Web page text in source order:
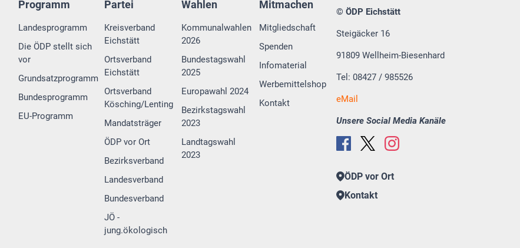
Programm
Landesprogramm
Die ÖDP stellt sich
vor
Grundsatzprogramm
Bundesprogramm
EU-Programm
Partei
Kreisverband
Eichstätt
Ortsverband
Eichstätt
Ortsverband
Kösching/Lenting
Mandatsträger
ÖDP vor Ort
Bezirksverband
Landesverband
Bundesverband
JÖ -
jung.ökologisch
Wahlen
Kommunalwahlen
2026
Bundestagswahl
2025
Europawahl 2024
Bezirkstagswahl
2023
Landtagswahl
2023
Mitmachen
Mitgliedschaft
Spenden
Infomaterial
Werbemittelshop
Kontakt
© ÖDP Eichstätt
Steigäcker 16
91809 Wellheim-Biesenhard
Tel: 08427 / 985526
eMail
Unsere Social Media Kanäle
ÖDP vor Ort
Kontakt